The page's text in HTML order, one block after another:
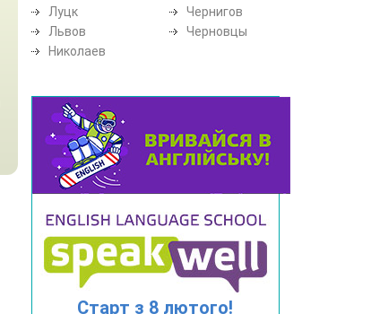
Луцк
Львов
Николаев
Чернигов
Черновцы
Старт з 8 лютого!